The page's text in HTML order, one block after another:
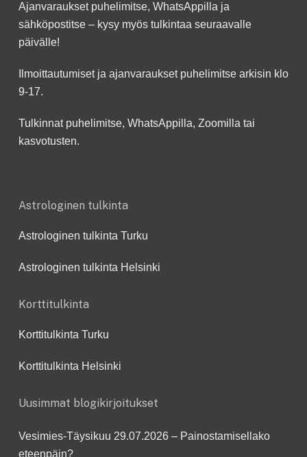
Ajanvaraukset puhelimitse, WhatsAppilla ja
sähköpostitse – kysy myös tulkintaa seuraavalle
päivälle!
Ilmoittautumiset ja ajanvaraukset puhelimitse arkisin klo
9-17.
Tulkinnat puhelimitse, WhatsAppilla, Zoomilla tai
kasvotusten.
Astrologinen tulkinta
Astrologinen tulkinta Turku
Astrologinen tulkinta Helsinki
Korttitulkinta
Korttitulkinta Turku
Korttitulkinta Helsinki
Uusimmat blogikirjoitukset
Vesimies-Täysikuu 29.07.2026 – Painostamisellako
eteenpäin?